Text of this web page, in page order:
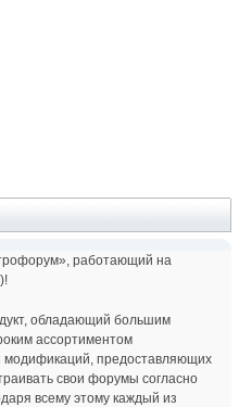
работающий на
обладающий большим
ассортиментом
предоставляющих
свои форумы согласно
всему этому каждый из